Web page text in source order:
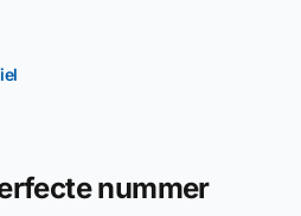
nummer